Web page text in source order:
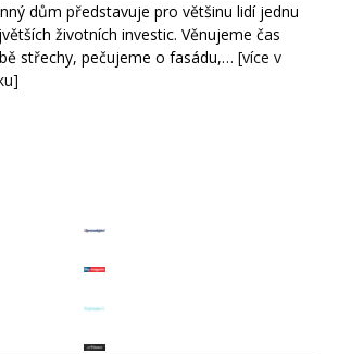
dům představuje pro většinu lidí jednu
životních investic. Věnujeme čas
střechy, pečujeme o fasádu,… [více v